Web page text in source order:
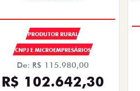
PRODUTOR RURAL
CNPJ E MICROEMPRESÁRIOS
De: R$ 115.980,00
R$ 102.642,30